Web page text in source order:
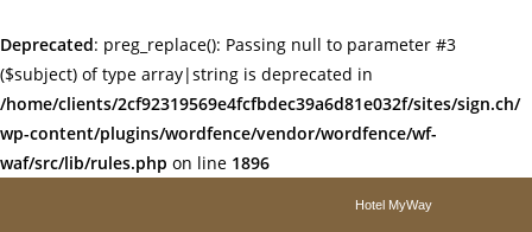
Deprecated: preg_replace(): Passing null to parameter #3
($subject) of type array|string is deprecated in
/home/clients/2cf92319569e4fcfbdec39a6d81e032f/sites/sign.ch/
wp-content/plugins/wordfence/vendor/wordfence/wf-
waf/src/lib/rules.php on line 1896
Hotel MyWay